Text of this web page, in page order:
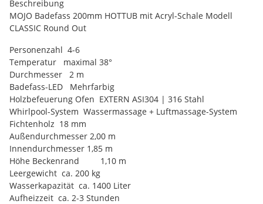
Beschreibung
MOJO Badefass 200mm HOTTUB mit Acryl-Schale Modell
CLASSIC Round Out
Personenzahl 4-6
Temperatur maximal 38°
Durchmesser 2 m
Badefass-LED Mehrfarbig
Holzbefeuerung Ofen EXTERN ASI304 | 316 Stahl
Whirlpool-System Wassermassage + Luftmassage-System
Fichtenholz 18 mm
Außendurchmesser 2,00 m
Innendurchmesser 1,85 m
Höhe Beckenrand 1,10 m
Leergewicht ca. 200 kg
Wasserkapazität ca. 1400 Liter
Aufheizzeit ca. 2-3 Stunden